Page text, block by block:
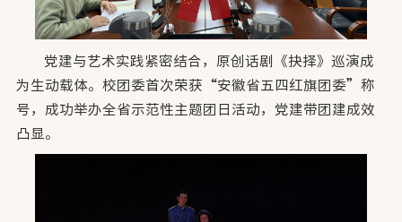
党建与艺术实践紧密结合，原创话剧《抉择》巡演成
为生动载体。校团委首次荣获“安徽省五四红旗团委”称
号，成功举办全省示范性主题团日活动，党建带团建成效
凸显。